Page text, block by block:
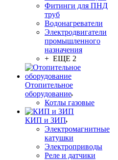
Фитинги для ПНД
труб
Водонагреватели
Электродвигатели
промышленного
назначения
+ ЕЩЕ 2
Отопительное
оборудование
Котлы газовые
КИП и ЗИП
Электромагнитные
катушки
Электроприводы
Реле и датчики